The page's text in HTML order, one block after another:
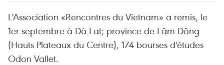
L'Association «Rencontres du Vietnam» a remis, le
1er septembre à Dà Lat; province de Lâm Dông
(Hauts Plateaux du Centre), 174 bourses d'études
Odon Vallet.